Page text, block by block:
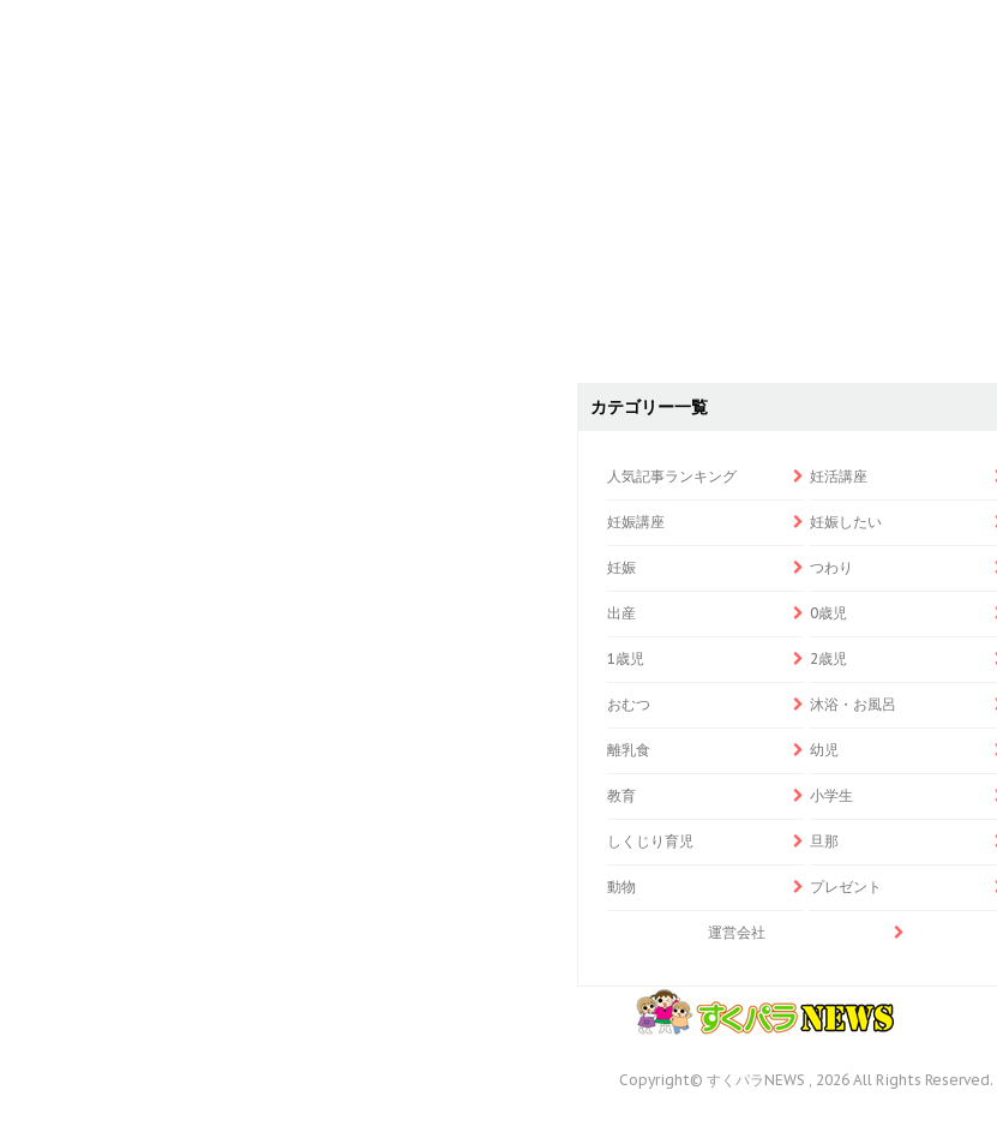
カテゴリー一覧
人気記事ランキング 妊活講座
妊娠講座 妊娠したい
妊娠 つわり
出産 0歳児
1歳児 2歳児
おむつ 沐浴・お風呂
離乳食 幼児
教育 小学生
しくじり育児 旦那
動物 プレゼント
運営会社
Copyright© すくパラNEWS , 2026 All Rights Reserved.